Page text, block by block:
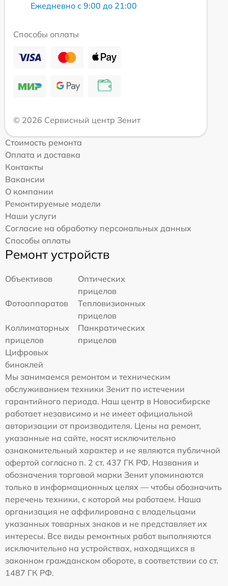
Ежедневно с 9:00 до 21:00
Способы оплаты
© 2026 Сервисный центр Зенит
Стоимость ремонта
Оплата и доставка
Контакты
Вакансии
О компании
Ремонтируемые модели
Наши услуги
Согласие на обработку персональных данных
Способы оплаты
Ремонт устройств
Объективов
Оптических
прицелов
Фотоаппаратов
Тепловизионных
прицелов
Коллиматорных
прицелов
Панкратических
прицелов
Цифровых
биноклей
Мы занимаемся ремонтом и техническим
обслуживанием техники Зенит по истечении
гарантийного периода. Наш центр в Новосибирске
работает независимо и не имеет официальной
авторизации от производителя. Цены на ремонт,
указанные на сайте, носят исключительно
ознакомительный характер и не являются публичной
офертой согласно п. 2 ст. 437 ГК РФ. Названия и
обозначения торговой марки Зенит упоминаются
только в информационных целях — чтобы обозначить
перечень техники, с которой мы работаем. Наша
организация не аффилирована с владельцами
указанных товарных знаков и не представляет их
интересы. Все виды ремонтных работ выполняются
исключительно на устройствах, находящихся в
законном гражданском обороте, в соответствии со ст.
1487 ГК РФ.